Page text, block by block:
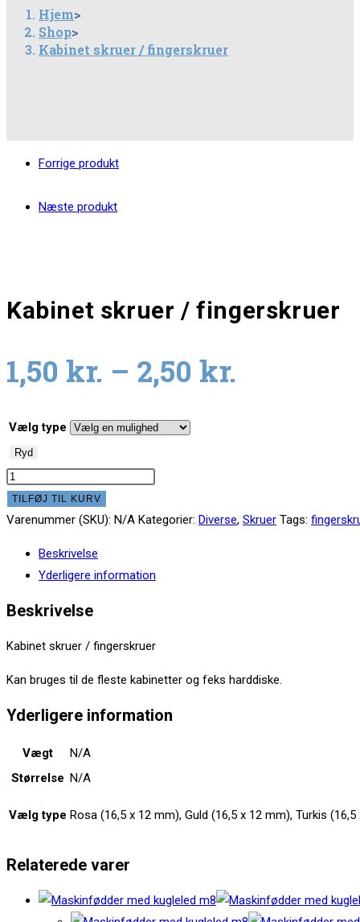
Hjem>
Shop>
Kabinet skruer / fingerskruer
Forrige produkt
Næste produkt
Kabinet skruer / fingerskruer
1,50 kr. – 2,50 kr.
Vælg type
Ryd
Kabinet
skruer
/
TILFØJ TIL KURV
Varenummer (SKU): N/A Kategorier: Diverse, Skruer Tags:
Beskrivelse
Yderligere information
Beskrivelse
Kabinet skruer / fingerskruer
Kan bruges til de fleste kabinetter og feks harddiske.
Yderligere information
Vægt
N/A
Størrelse N/A
Vælg type Rosa (16,5 x 12 mm), Guld (16,5 x 12 mm), Turkis
Relaterede varer